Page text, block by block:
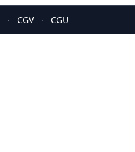
· CGV · CGU